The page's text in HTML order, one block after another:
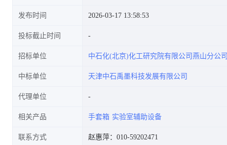
(K5AE25-05Z-1)询比采购采购
结果公告
发布时间 2026-03-17 13:58:53
投标截止时间
招标单位 中石化(北京)化工研究院有限公司燕山分公
中标单位 天津中石禹墨科技发展有限公司
代理单位
相关产品 手套箱 实验室辅助设备
联系方式 赵惠萍：010-59202471